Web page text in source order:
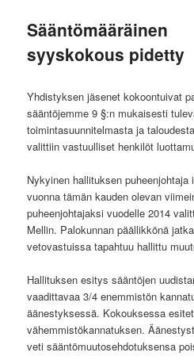
Sääntömääräinen
syyskokous pidetty
Yhdistyksen jäsenet kokoontuivat
sääntöjemme 9 §:n mukaisesti
toimintasuunnitelmasta ja
valittiin vastuulliset henkilöt
Nykyinen hallituksen
vuonna tämän kauden olevan
puheenjohtajaksi vuodelle 2014
Mellin. Palokunnan päällikkönä
vetovastuissa tapahtuu hallittu
Hallituksen esitys sääntöjen
vaadittavaa 3/4 enemmistön
äänestyksessä. Kokouksessa
vähemmistökannatuksen.
veti sääntömuutosehdotuksensa